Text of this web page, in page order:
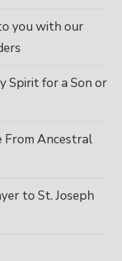
you with our
Spirit for a Son or
From Ancestral
to St. Joseph